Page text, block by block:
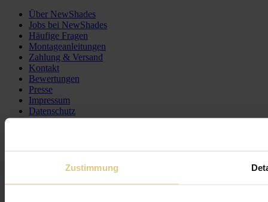
Zustimmung
Über NewShades
Jobs bei NewShades
Häufige Fragen
Montageanleitungen
Zahlung & Versand
Kontakt
Bewertungen
Presse
Impressum
Datenschutz
AGB
Kassettenrollos